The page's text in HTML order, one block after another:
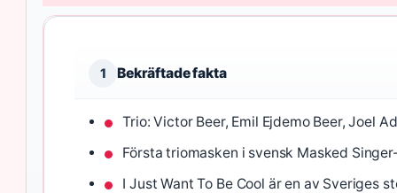
1 Bekräftade fakta
Trio: Victor Beer, Emil Ejdemo Beer, Joel
Första triomasken i svensk Masked
I Just Want To Be Cool är en av Sveriges